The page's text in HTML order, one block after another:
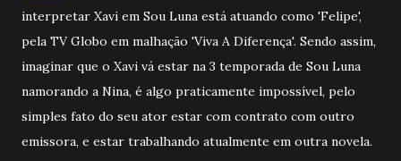
interpretar Xavi em Sou Luna está atuando como 'Felipe',
pela TV Globo em malhação 'Viva A Diferença'. Sendo assim,
imaginar que o Xavi vá estar na 3 temporada de Sou Luna
namorando a Nina, é algo praticamente impossível, pelo
simples fato do seu ator estar com contrato com outro
emissora, e estar trabalhando atualmente em outra novela.